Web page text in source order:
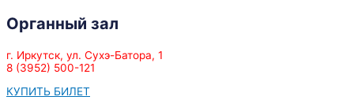
Органный зал
г. Иркутск, ул. Сухэ-Батора, 1
8 (3952) 500-121
КУПИТЬ БИЛЕТ